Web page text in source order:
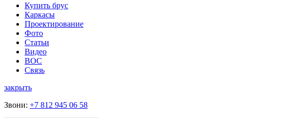
Купить брус
Каркасы
Проектирование
Фото
Статьи
Видео
ВОС
Связь
закрыть
Звони: +7 812 945 06 58